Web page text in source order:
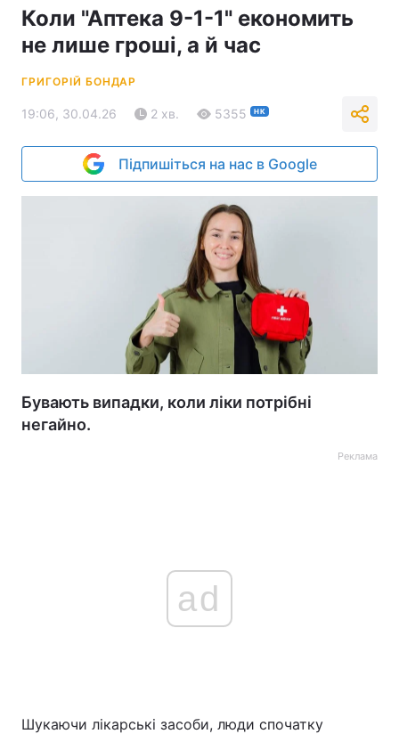
Коли "Аптека 9-1-1" економить
не лише гроші, а й час
ГРИГОРІЙ БОНДАР
19:06, 30.04.26 2 хв. 5355 НК
Підпишіться на нас в Google
Бувають випадки, коли ліки потрібні
негайно.
Реклама
ad
Шукаючи лікарські засоби, люди спочатку